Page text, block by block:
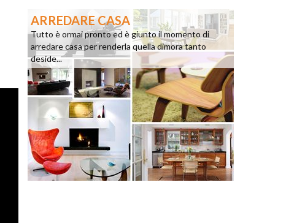
ARREDARE CASA
Tutto è ormai pronto ed è giunto il momento di
arredare casa per renderla quella dimora tanto
deside...